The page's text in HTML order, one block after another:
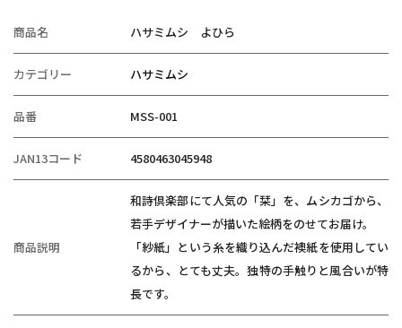
商品名 ハサミムシ よひら
カテゴリー ハサミムシ
品番 MSS-001
JAN13コード 4580463045948
商品説明
和詩倶楽部にて人気の「栞」を、ムシカゴから、
若手デザイナーが描いた絵柄をのせてお届け。
「紗紙」という糸を織り込んだ襖紙を使用してい
るから、とても丈夫。独特の手触りと風合いが特
長です。